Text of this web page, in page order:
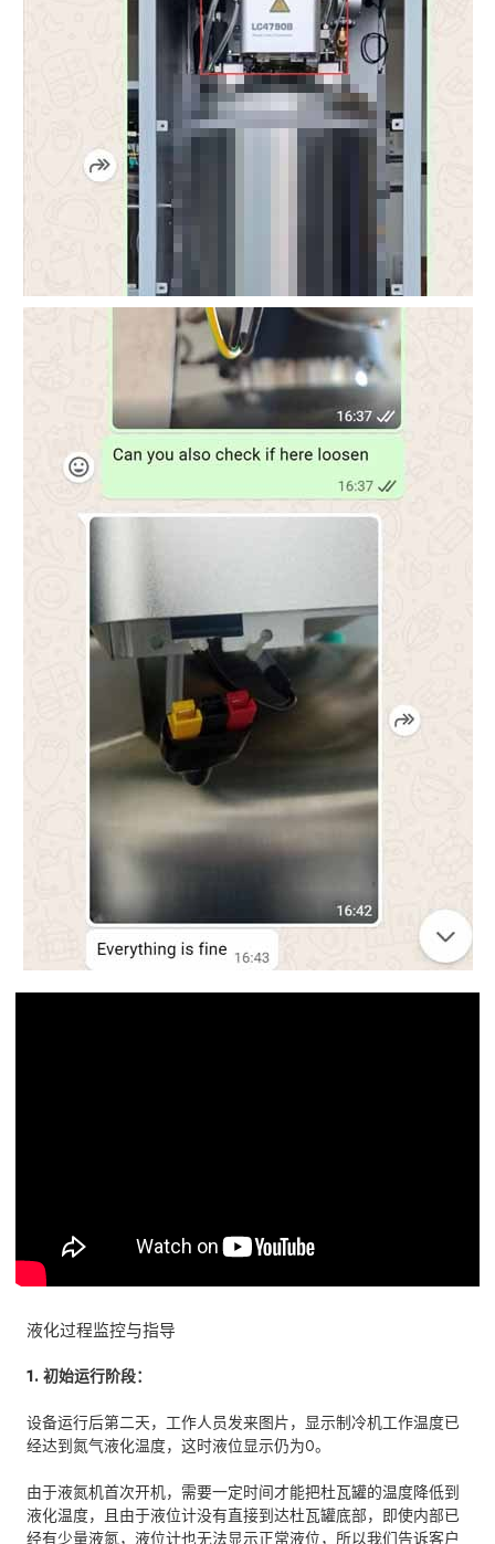
液化过程监控与指导
1. 初始运行阶段：
设备运行后第二天，工作人员发来图片，显示制冷机工作温度已
经达到氮气液化温度，这时液位显示仍为0。
由于液氮机首次开机，需要一定时间才能把杜瓦罐的温度降低到
液化温度，且由于液位计没有直接到达杜瓦罐底部，即使内部已
经有少量液氮，液位计也无法显示正常液位，所以我们告诉客户